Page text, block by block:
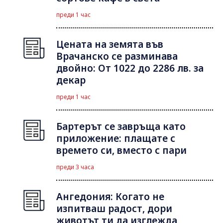
преди 1 час
Цената на земята във
Врачанско се разминава
двойно: От 1022 до 2286 лв. за
декар
преди 1 час
Бартерът се завръща като
приложение: плащате с
времето си, вместо с пари
преди 3 часа
Ангедония: Когато не
изпитваш радост, дори
животът ти да изглежда